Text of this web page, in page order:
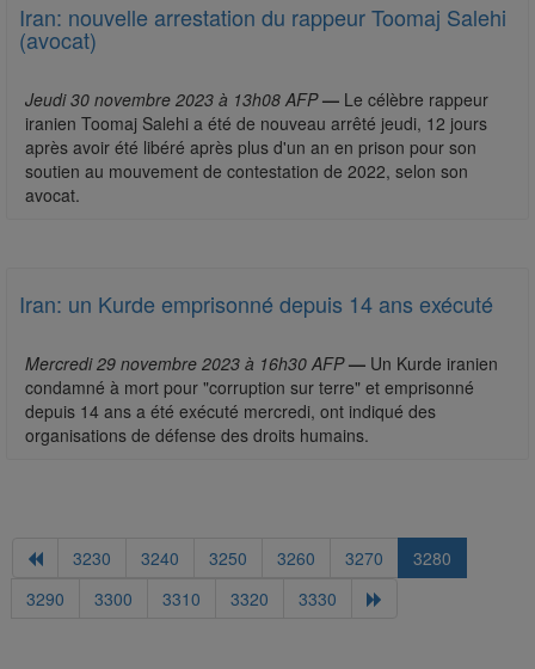
Iran: nouvelle arrestation du rappeur Toomaj Salehi
(avocat)
Jeudi 30 novembre 2023 à 13h08 AFP — Le célèbre rappeur
iranien Toomaj Salehi a été de nouveau arrêté jeudi, 12 jours
après avoir été libéré après plus d'un an en prison pour son
soutien au mouvement de contestation de 2022, selon son
avocat.
Iran: un Kurde emprisonné depuis 14 ans exécuté
Mercredi 29 novembre 2023 à 16h30 AFP — Un Kurde iranien
condamné à mort pour "corruption sur terre" et emprisonné
depuis 14 ans a été exécuté mercredi, ont indiqué des
organisations de défense des droits humains.
3230 3240 3250 3260 3270
3280
3290
3300 3310 3320 3330